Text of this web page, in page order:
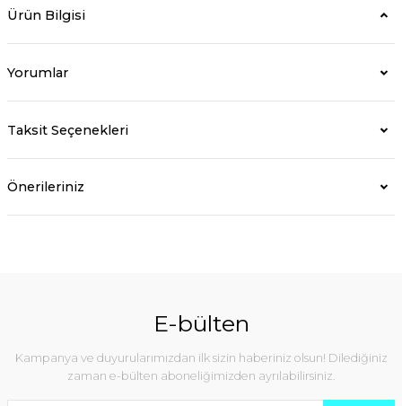
Ürün Bilgisi
Yorumlar
Taksit Seçenekleri
Önerileriniz
E-bülten
Kampanya ve duyurularımızdan ilk sizin haberiniz olsun! Dilediğiniz
zaman e-bülten aboneliğimizden ayrılabilirsiniz.